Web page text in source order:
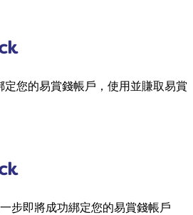
您的易賞錢帳戶，使用並賺取易賞
步即將成功綁定您的易賞錢帳戶